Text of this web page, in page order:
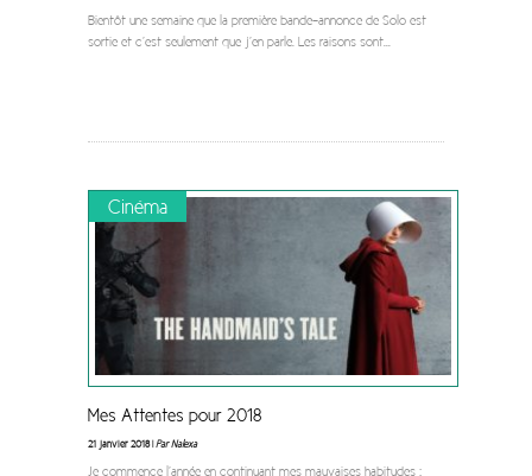
Bientôt une semaine que la première bande-annonce de Solo est
sortie et c’est seulement que j’en parle. Les raisons sont...
Cinéma
Mes Attentes pour 2018
21 janvier 2018 |Par Nalexa
Je commence l’année en continuant mes mauvaises habitudes :